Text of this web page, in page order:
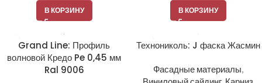
В КОРЗИНУ В КОРЗИНУ
Grand Line: Профиль
волновой Кредо Pe 0,45 мм
Ral 9006
Технониколь: J фаска Жасмин
Фасадные материалы,